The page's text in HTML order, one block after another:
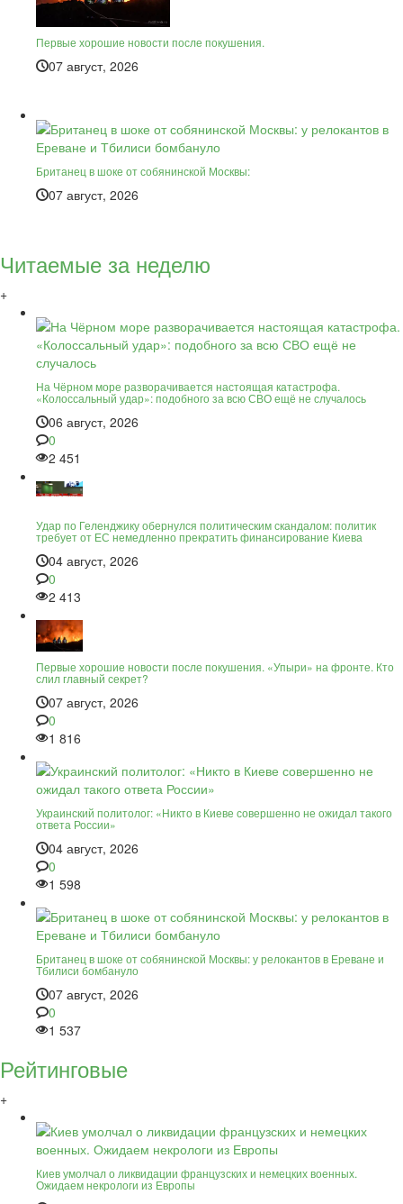
Первые хорошие новости после покушения.
07 август, 2026
Британец в шоке от собянинской Москвы:
07 август, 2026
Читаемые за неделю
+
На Чёрном море разворачивается настоящая катастрофа.
«Колоссальный удар»: подобного за всю СВО ещё не случалось
06 август, 2026
0
2 451
Удар по Геленджику обернулся политическим скандалом: политик
требует от ЕС немедленно прекратить финансирование Киева
04 август, 2026
0
2 413
Первые хорошие новости после покушения. «Упыри» на фронте. Кто
слил главный секрет?
07 август, 2026
0
1 816
Украинский политолог: «Никто в Киеве совершенно не ожидал такого
ответа России»
04 август, 2026
0
1 598
Британец в шоке от собянинской Москвы: у релокантов в Ереване и
Тбилиси бомбануло
07 август, 2026
0
1 537
Рейтинговые
+
Киев умолчал о ликвидации французских и немецких военных.
Ожидаем некрологи из Европы